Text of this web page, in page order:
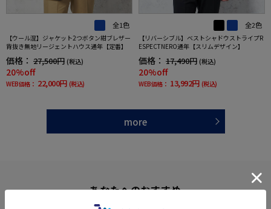
全1色
【ウール混】ジャケット2つボタン紺ブレザー
背抜き無地リージェントハウス通年【定番】
価格： 27,500円 (税込)
20%off
WEB価格： 22,000円 (税込)
全2色
【リバーシブル】ベストシャドウストライプR
ESPECTNERO通年【スリムデザイン】
価格： 17,490円 (税込)
20%off
WEB価格： 13,992円 (税込)
more
あなたへのおすすめ
RECOMMEND ITEM